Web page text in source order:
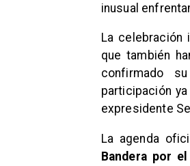
inusual
La celebración
que también
confirmado
participación
expresidente
La agenda
Bandera por